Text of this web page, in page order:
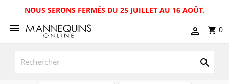
NOUS SERONS FERMÉS DU 25 JUILLET AU 16 AOÛT.
0